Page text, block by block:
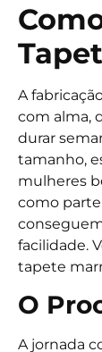
A
com alma,
durar
tamanho,
mulheres
como
facilidade.
tapete
O
A jornada